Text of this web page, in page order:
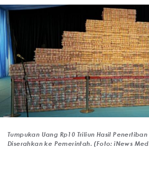
Tumpukan Uang Rp10 Triliun Hasil
Diserahkan ke Pemerintah. (Foto: iNews